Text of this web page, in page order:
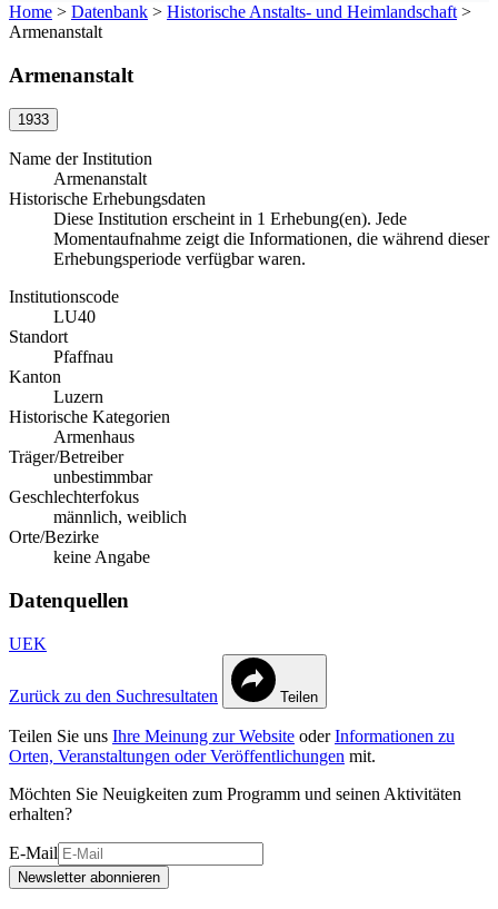
Home > Datenbank > Historische Anstalts- und Heimlandschaft >
Armenanstalt
Armenanstalt
1933
Name der Institution
Armenanstalt
Historische Erhebungsdaten
Diese Institution erscheint in 1 Erhebung(en). Jede
Momentaufnahme zeigt die Informationen, die während dieser
Erhebungsperiode verfügbar waren.
Institutionscode
LU40
Standort
Pfaffnau
Kanton
Luzern
Historische Kategorien
Armenhaus
Träger/Betreiber
unbestimmbar
Geschlechterfokus
männlich, weiblich
Orte/Bezirke
keine Angabe
Datenquellen
UEK
Zurück zu den Suchresultaten Teilen
Teilen Sie uns Ihre Meinung zur Website oderInformationen zu
Orten, Veranstaltungen oder Veröffentlichungen mit.
Möchten Sie Neuigkeiten zum Programm und seinen Aktivitäten
erhalten?
E-Mail
Newsletter abonnieren